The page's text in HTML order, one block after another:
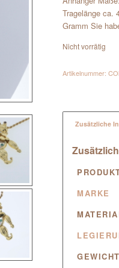
Tragelänge ca.
Gramm Sie
Nicht vorrätig
Artikelnummer:
Zusätzliche
MARKE
GEWICHT